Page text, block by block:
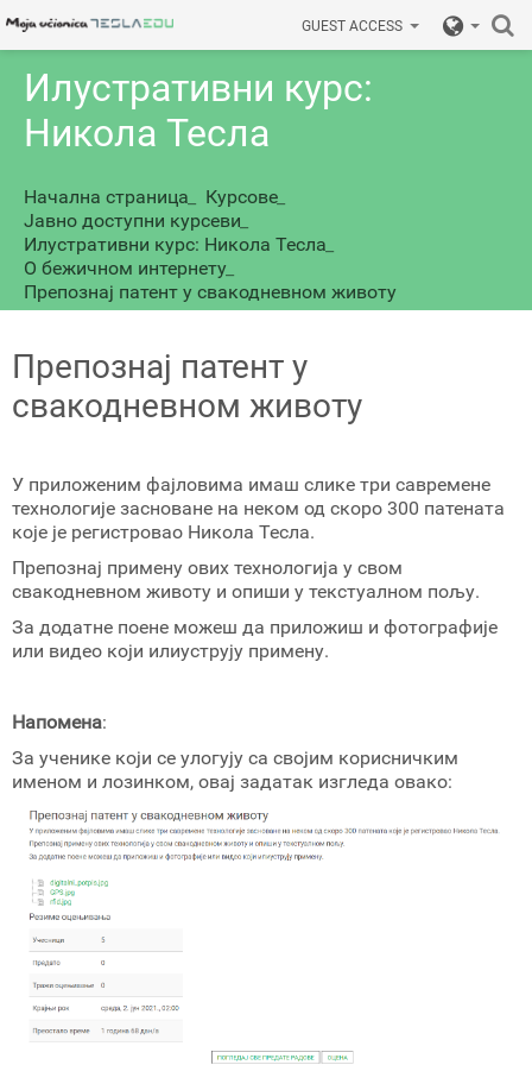
GUEST ACCESS
Илустративни курс:
Никола Тесла
Начална страница Курсове_
Јавно доступни курсеви
Илустративни курс: Никола Тесла
O бежичном интернету_
Препознај патент у свакодневном животу
Препознај патент у
свакодневном животу
У приложеним фајловима имаш слике три савремене
технологије засноване на неком од скоро 300 патената
које је регистровао Никола Тесла.
Препознај примену ових технологија у свом
свакодневном животу и опиши у текстуалном пољу.
За додатне поене можеш да приложиш и фотографије
или видео који илиуструју примену.
Напомена:
За ученике који се улогују са својим корисничким
именом и лозинком, овај задатак изгледа овако: